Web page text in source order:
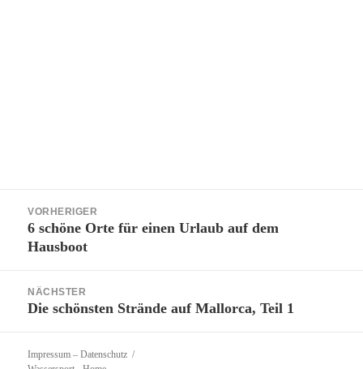
VORHERIGER
Vorheriger
Beitrag:
6 schöne Orte für einen Urlaub auf dem
Hausboot
NÄCHSTER
Nächster
Die schönsten Strände auf Mallorca, Teil 1
Impressum – Datenschutz